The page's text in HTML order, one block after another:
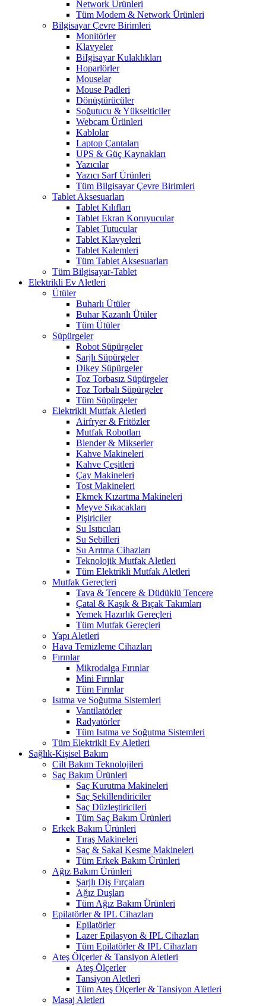
Network Ürünleri
Tüm Modem & Network Ürünleri
Bilgisayar Çevre Birimleri
Monitörler
Klavyeler
BiIgisayar Kulaklıkları
Hoparlörler
Mouselar
Mouse Padleri
Dönüştürücüler
Soğutucu & Yükselticiler
Webcam Ürünleri
Kablolar
Laptop Çantaları
UPS & Güç Kaynakları
Yazıcılar
Yazıcı Sarf Ürünleri
Tüm Bilgisayar Çevre Birimleri
Tablet Aksesuarları
Tablet Kılıfları
Tablet Ekran Koruyucular
Tablet Tutucular
Tablet Klavyeleri
Tablet Kalemleri
Tüm Tablet Aksesuarları
Tüm Bilgisayar-Tablet
Elektrikli Ev Aletleri
Ütüler
Buharlı Ütüler
Buhar Kazanlı Ütüler
Tüm Ütüler
Süpürgeler
Robot Süpürgeler
Şarjlı Süpürgeler
Dikey Süpürgeler
Toz Torbasız Süpürgeler
Toz Torbalı Süpürgeler
Tüm Süpürgeler
Elektrikli Mutfak Aletleri
Airfryer & Fritözler
Mutfak Robotları
Blender & Mikserler
Kahve Makineleri
Kahve Çeşitleri
Çay Makineleri
Tost Makineleri
Ekmek Kızartma Makineleri
Meyve Sıkacakları
Pişiriciler
Su Isıtıcıları
Su Sebilleri
Su Arıtma Cihazları
Teknolojik Mutfak Aletleri
Tüm Elektrikli Mutfak Aletleri
Mutfak Gereçleri
Tava & Tencere & Düdüklü Tencere
Çatal & Kaşık & Bıçak Takımları
Yemek Hazırlık Gereçleri
Tüm Mutfak Gereçleri
Yapı Aletleri
Hava Temizleme Cihazları
Fırınlar
Mikrodalga Fırınlar
Mini Fırınlar
Tüm Fırınlar
Isıtma ve Soğutma Sistemleri
Vantilatörler
Radyatörler
Tüm Isıtma ve Soğutma Sistemleri
Tüm Elektrikli Ev Aletleri
Sağlık-Kişisel Bakım
Cilt Bakım Teknolojileri
Saç Bakım Ürünleri
Saç Kurutma Makineleri
Saç Şekillendiriciler
Saç Düzleştiricileri
Tüm Saç Bakım Ürünleri
Erkek Bakım Ürünleri
Tıraş Makineleri
Saç & Sakal Kesme Makineleri
Tüm Erkek Bakım Ürünleri
Ağız Bakım Ürünleri
Şarjlı Diş Fırçaları
Ağız Duşları
Tüm Ağız Bakım Ürünleri
Epilatörler & IPL Cihazları
Epilatörler
Lazer Epilasyon & IPL Cihazları
Tüm Epilatörler & IPL Cihazları
Ateş Ölçerler & Tansiyon Aletleri
Ateş Ölçerler
Tansiyon Aletleri
Tüm Ateş Ölçerler & Tansiyon Aletleri
Masaj Aletleri